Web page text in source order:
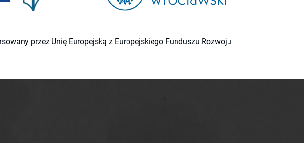
przez Unię Europejską z Europejskiego Funduszu Rozwoju